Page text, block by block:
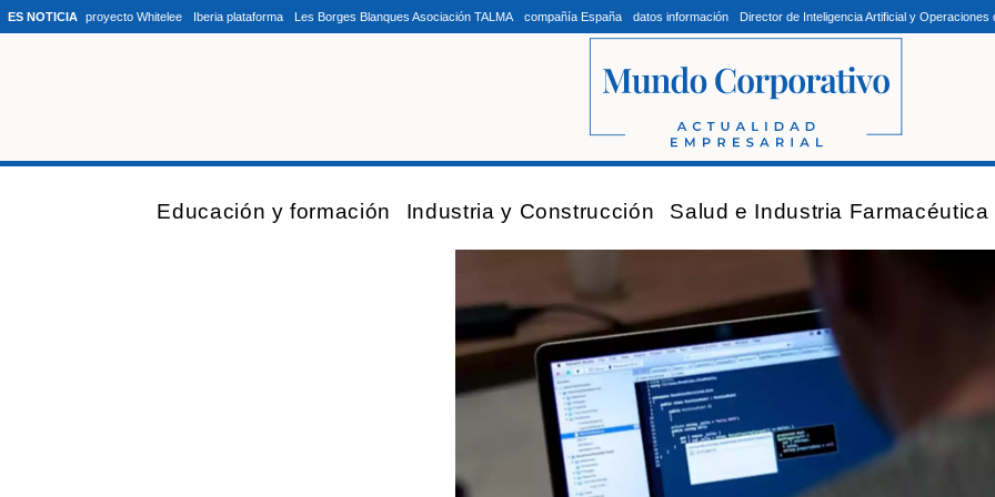
ES NOTICIA proyecto Whitelee Iberia plataforma Les Borges Blanques Asociación TALMA compañía España datos información Director de Inteligencia Artificial y
Educación y formación Industria y Construcción Salud e Industria Farmacéutica